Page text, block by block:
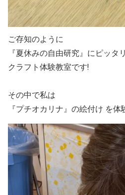
ご存知のように
『夏休みの自由研究』にピッタ
クラフト体験教室です!
その中で私は